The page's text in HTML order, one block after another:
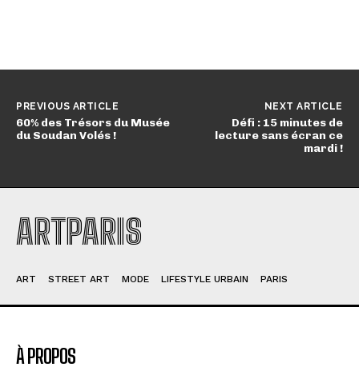
PREVIOUS ARTICLE
60% des Trésors du Musée
du Soudan Volés !
NEXT ARTICLE
Défi : 15 minutes de
lecture sans écran ce
mardi !
ARTPARIS
ART STREET ART MODE LIFESTYLE URBAIN PARIS
À PROPOS